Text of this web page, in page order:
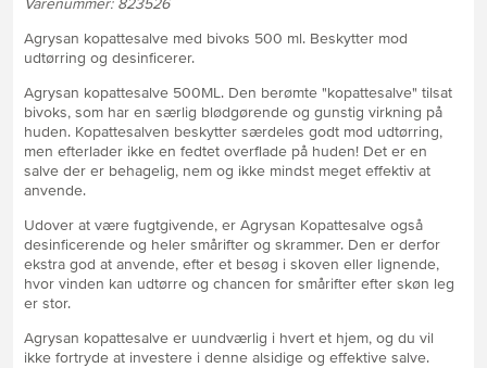
Varenummer: 823526
Agrysan kopattesalve med bivoks 500 ml. Beskytter mod
udtørring og desinficerer.
Agrysan kopattesalve 500ML. Den berømte "kopattesalve" tilsat
bivoks, som har en særlig blødgørende og gunstig virkning på
huden. Kopattesalven beskytter særdeles godt mod udtørring,
men efterlader ikke en fedtet overflade på huden! Det er en
salve der er behagelig, nem og ikke mindst meget effektiv at
anvende.
Udover at være fugtgivende, er Agrysan Kopattesalve også
desinficerende og heler smårifter og skrammer. Den er derfor
ekstra god at anvende, efter et besøg i skoven eller lignende,
hvor vinden kan udtørre og chancen for smårifter efter skøn leg
er stor.
Agrysan kopattesalve er uundværlig i hvert et hjem, og du vil
ikke fortryde at investere i denne alsidige og effektive salve.